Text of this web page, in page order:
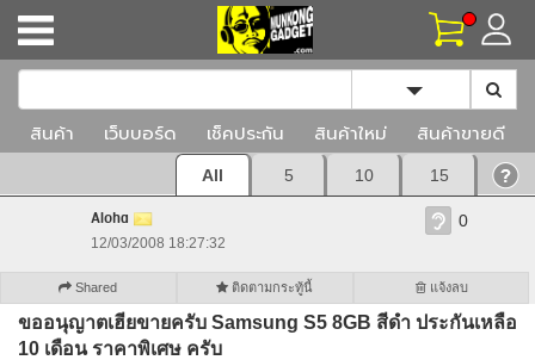
Toggle
สินค้า เว็บบอร์ด เช็คประกัน สินค้าใหม่ สินค้าขายดี
All 5 10 15
Aloha
12/03/2008 18:27:32
0
Shared ติดตามกระทู้นี้ แจ้งลบ
ขออนุญาตเฮียขายครับ Samsung S5 8GB สีดำ ประกันเหลือ
10 เดือน ราคาพิเศษ ครับ